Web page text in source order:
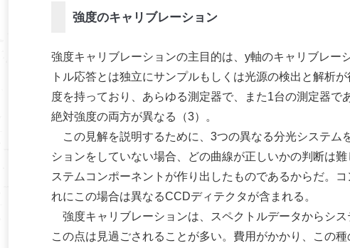
強度のキャリブレーション
強度キャリブレーションの主目的は、y軸のキャリブレー
トル応答とは独立にサンプルもしくは光源の検出と解析
度を持っており、あらゆる測定器で、また1台の測定器
絶対強度の両方が異なる（3）。
この見解を説明するために、3つの異なる分光システム
ションをしていない場合、どの曲線が正しいかの判断は
ステムコンポーネントが作り出したものであるからだ。
れにこの場合は異なるCCDディテクタが含まれる。
強度キャリブレーションは、スペクトルデータからシ
この点は見過ごされることが多い。費用がかかり、この